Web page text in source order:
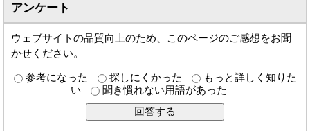
アンケート
ウェブサイトの品質向上のため、このページのご感想をお聞
かせください。
参考になった 探しにくかった
もっと詳しく知りた
い
聞き慣れない用語があった